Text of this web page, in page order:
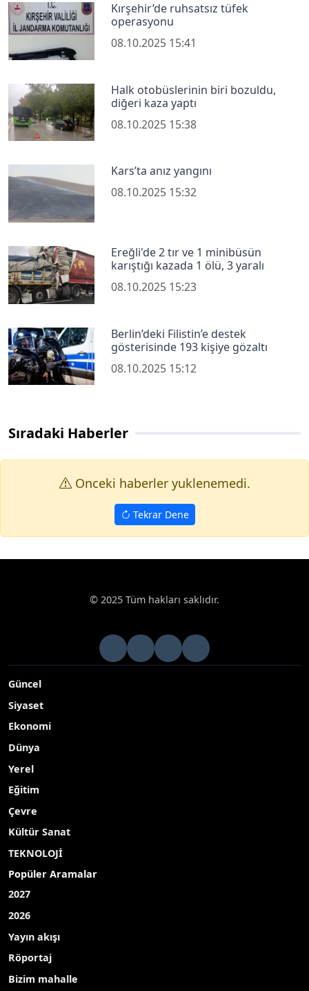
Kırşehir’de ruhsatsız tüfek
operasyonu
08.10.2025 15:41
Halk otobüslerinin biri bozuldu,
diğeri kaza yaptı
08.10.2025 15:38
Kars’ta anız yangını
08.10.2025 15:32
Ereğli'de 2 tır ve 1 minibüsün
karıştığı kazada 1 ölü, 3 yaralı
08.10.2025 15:23
Berlin’deki Filistin’e destek
gösterisinde 193 kişiye gözaltı
08.10.2025 15:12
Sıradaki Haberler
Onceki haberler yuklenemedi.
Tekrar Dene
© 2025 Tüm hakları saklıdır.
Güncel
Siyaset
Ekonomi
Dünya
Yerel
Eğitim
Çevre
Kültür Sanat
TEKNOLOJİ
Popüler Aramalar
2027
2026
Yayın akışı
Röportaj
Bizim mahalle